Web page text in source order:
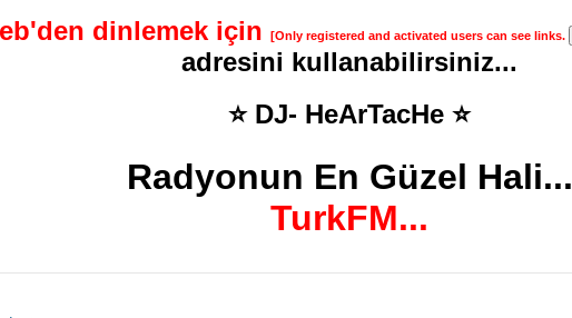
dinlemek için [Only registered and activated users can see links.
adresini kullanabilirsiniz...
⭐ DJ- HeArTacHe ⭐
Radyonun En Güzel Hali...
TurkFM...